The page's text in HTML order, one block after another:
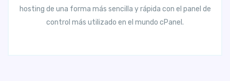
hosting de una forma más sencilla y rápida con el panel de
control más utilizado en el mundo cPanel.